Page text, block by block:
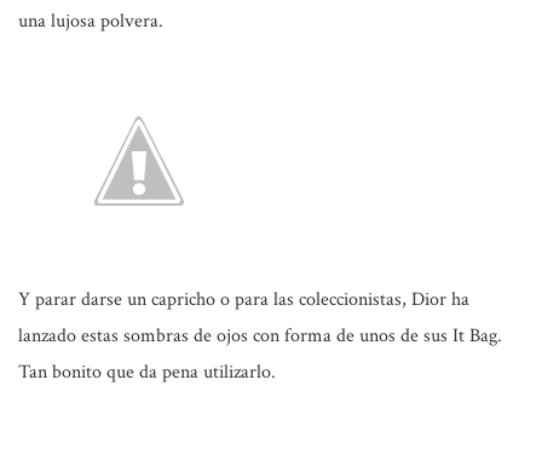
una lujosa polvera.
Y parar darse un capricho o para las coleccionistas, Dior ha
lanzado estas sombras de ojos con forma de unos de sus It Bag.
Tan bonito que da pena utilizarlo.